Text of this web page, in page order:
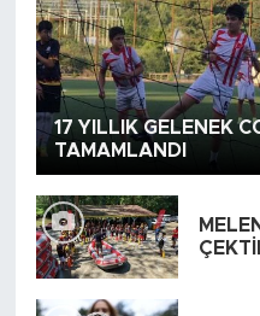
17 YILLIK GELENEK
TAMAMLANDI